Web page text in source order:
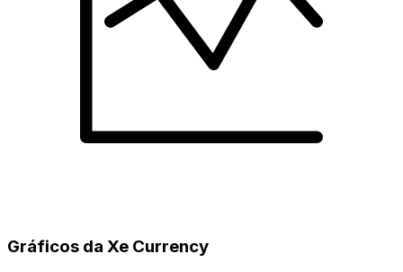
Gráficos da Xe Currency